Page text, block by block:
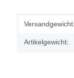
Wert
Versandgewicht:
Artikelgewicht: